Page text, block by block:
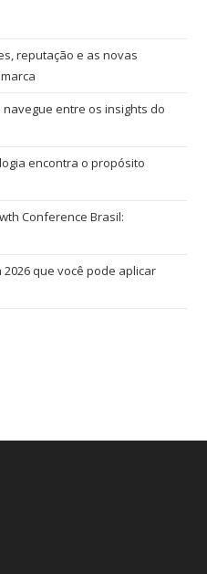
reputação e as novas
entre os insights do
encontra o propósito
Conference Brasil:
que você pode aplicar